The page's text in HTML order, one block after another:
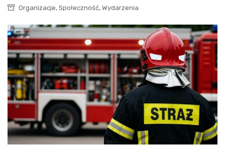
Organizacje, Społeczność, Wydarzenia